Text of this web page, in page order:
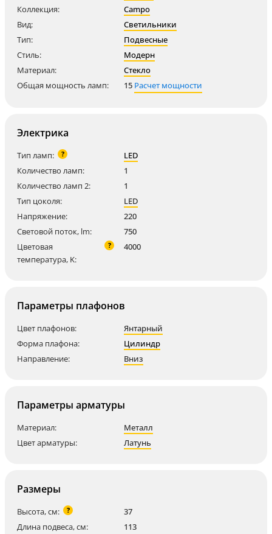
Коллекция:
Campo
Вид:
Светильники
Тип:
Подвесные
Стиль:
Модерн
Материал:
Стекло
Общая мощность ламп:
15 Расчет мощности
Электрика
Тип ламп: ?
LED
Количество ламп:
1
Количество ламп 2:
1
Тип цоколя:
LED
Напряжение:
220
Световой поток, lm:
750
Цветовая
температура, K:
? 4000
Параметры плафонов
Цвет плафонов:
Янтарный
Форма плафона:
Цилиндр
Направление:
Вниз
Параметры арматуры
Материал:
Металл
Цвет арматуры:
Латунь
Размеры
Высота, см: ?
37
Длина подвеса, см:
113